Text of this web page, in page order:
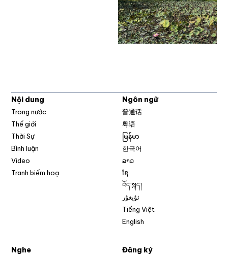
Nội dung
Trong nước
Thế giới
Thời Sự
Bình luận
Video
Tranh biếm hoạ
Ngôn ngữ
普通话
粤语
မြန်မာ
한국어
ລາວ
ខ្មែ
བོད་སྐད།
ئۇيغۇر
Tiếng Việt
English
Nghe Đăng ký